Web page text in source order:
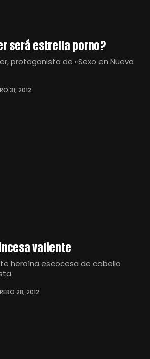
será estrella porno?
protagonista de «Sexo en Nueva
31, 2012
valiente
heroína escocesa de cabello
28, 2012